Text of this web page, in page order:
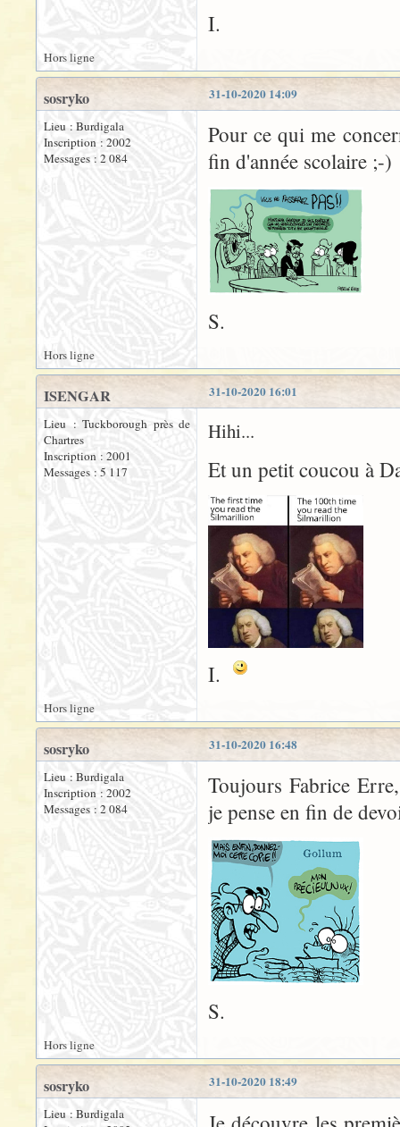
I.
Hors ligne
31-10-2020 14:09
sosryko
Lieu : Burdigala
Inscription : 2002
Messages : 2 084
Pour ce qui me
fin d'année scolaire ;-)
S.
Hors ligne
31-10-2020 16:01
ISENGAR
Lieu : Tuckborough près de
Chartres
Inscription : 2001
Messages : 5 117
Hihi...
Et un petit coucou à
I.
Hors ligne
31-10-2020 16:48
sosryko
Lieu : Burdigala
Inscription : 2002
Messages : 2 084
Toujours Fabrice
je pense en fin de
S.
Hors ligne
31-10-2020 18:49
sosryko
Lieu : Burdigala